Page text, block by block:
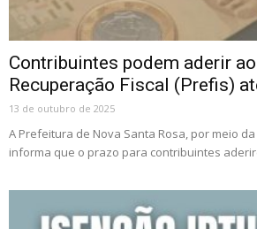
Contribuintes podem aderir
Recuperação Fiscal (Prefis)
13 de outubro de 2025
A Prefeitura de Nova Santa Rosa, por meio
informa que o prazo para contribuintes